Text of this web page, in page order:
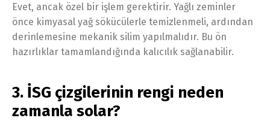
Evet, ancak özel bir işlem gerektirir. Yağlı zeminler
önce kimyasal yağ sökücülerle temizlenmeli, ardından
derinlemesine mekanik silim yapılmalıdır. Bu ön
hazırlıklar tamamlandığında kalıcılık sağlanabilir.
3. İSG çizgilerinin rengi neden
zamanla solar?